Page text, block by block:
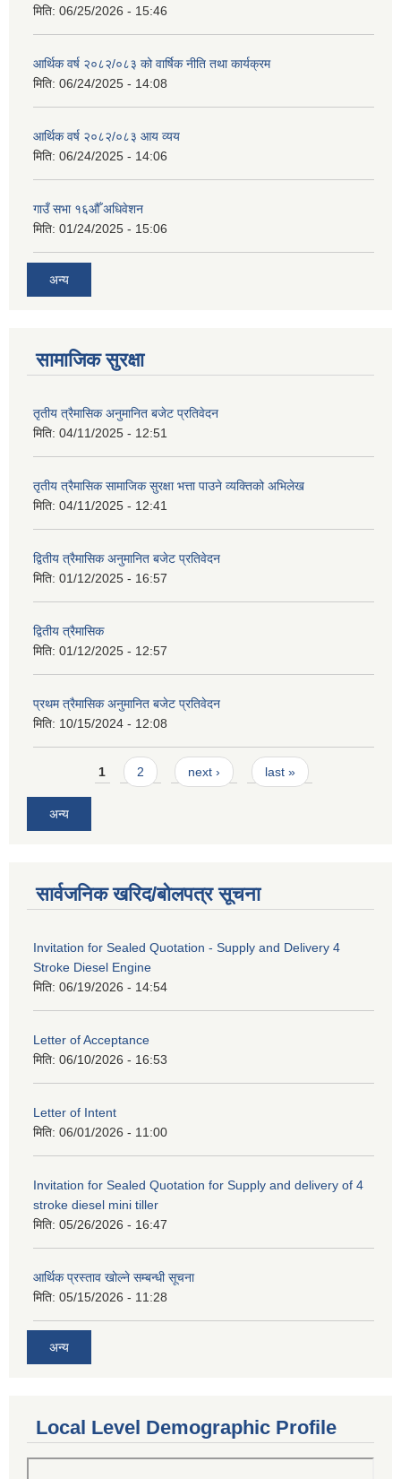
मिति: 06/25/2026 - 15:46
आर्थिक वर्ष २०८२/०८३ को वार्षिक नीति तथा कार्यक्रम
मिति: 06/24/2025 - 14:08
आर्थिक वर्ष २०८२/०८३ आय व्यय
मिति: 06/24/2025 - 14:06
गाउँ सभा १६औँ अधिवेशन
मिति: 01/24/2025 - 15:06
अन्य
सामाजिक सुरक्षा
तृतीय त्रैमासिक अनुमानित बजेट प्रतिवेदन
मिति: 04/11/2025 - 12:51
तृतीय त्रैमासिक सामाजिक सुरक्षा भत्ता पाउने व्यक्तिको अभिलेख
मिति: 04/11/2025 - 12:41
द्वितीय त्रैमासिक अनुमानित बजेट प्रतिवेदन
मिति: 01/12/2025 - 16:57
द्वितीय त्रैमासिक
मिति: 01/12/2025 - 12:57
प्रथम त्रैमासिक अनुमानित बजेट प्रतिवेदन
मिति: 10/15/2024 - 12:08
Pages1 2 next › last »
अन्य
सार्वजनिक खरिद/बोलपत्र सूचना
Invitation for Sealed Quotation - Supply and Delivery 4
Stroke Diesel Engine
मिति: 06/19/2026 - 14:54
Letter of Acceptance
मिति: 06/10/2026 - 16:53
Letter of Intent
मिति: 06/01/2026 - 11:00
Invitation for Sealed Quotation for Supply and delivery of 4
stroke diesel mini tiller
मिति: 05/26/2026 - 16:47
आर्थिक प्रस्ताव खोल्ने सम्बन्धी सूचना
मिति: 05/15/2026 - 11:28
अन्य
Local Level Demographic Profile